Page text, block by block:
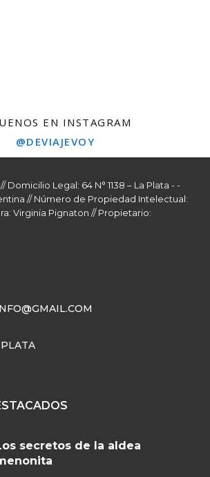
EN INSTAGRAM
@DEVIAJEVOY
Domicilio Legal: 64 N° 1138 – La Plata - -
// Número de Propiedad Intelectual:
Virginia Pignaton // Propietario:
secretos de la aldea